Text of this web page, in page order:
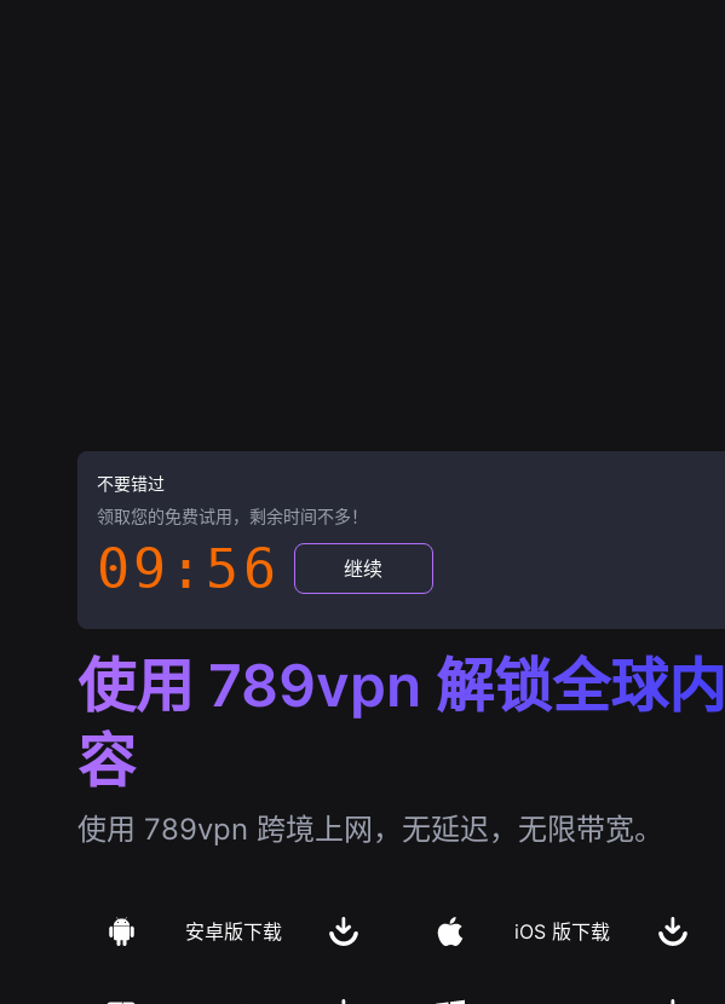
不要错过
领取您的免费试用，剩余时间不多！
09:55 继续
使用 789vpn 解锁全球内
容
使用 789vpn 跨境上网，无延迟，无限带宽。
安卓版下载 iOS 版下载